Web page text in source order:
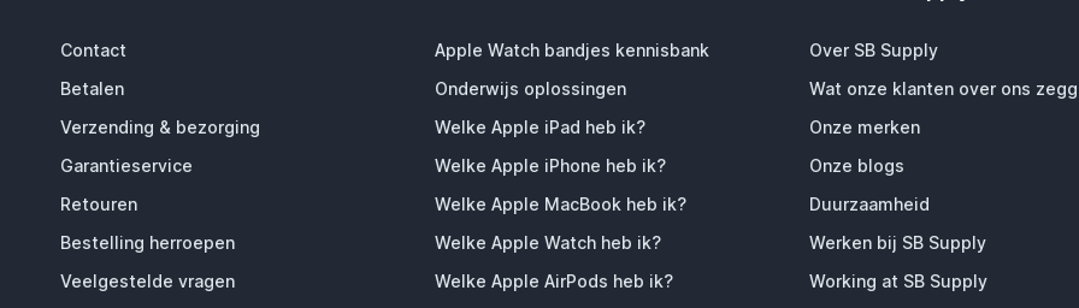
Contact
Betalen
Verzending & bezorging
Garantieservice
Retouren
Bestelling herroepen
Veelgestelde vragen
Apple Watch bandjes kennisbank
Onderwijs oplossingen
Welke Apple iPad heb ik?
Welke Apple iPhone heb ik?
Welke Apple MacBook heb ik?
Welke Apple Watch heb ik?
Welke Apple AirPods heb ik?
Over SB Supply
Wat onze klanten over ons
Onze merken
Onze blogs
Duurzaamheid
Werken bij SB Supply
Working at SB Supply